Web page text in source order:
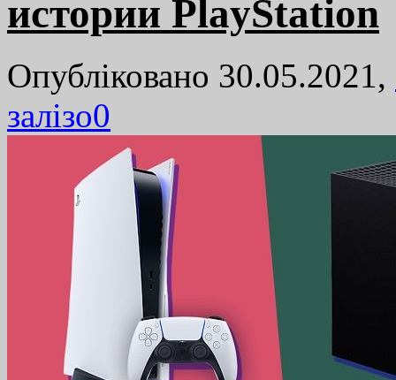
истории PlayStation
Опубліковано 30.05.2021,
залізо0